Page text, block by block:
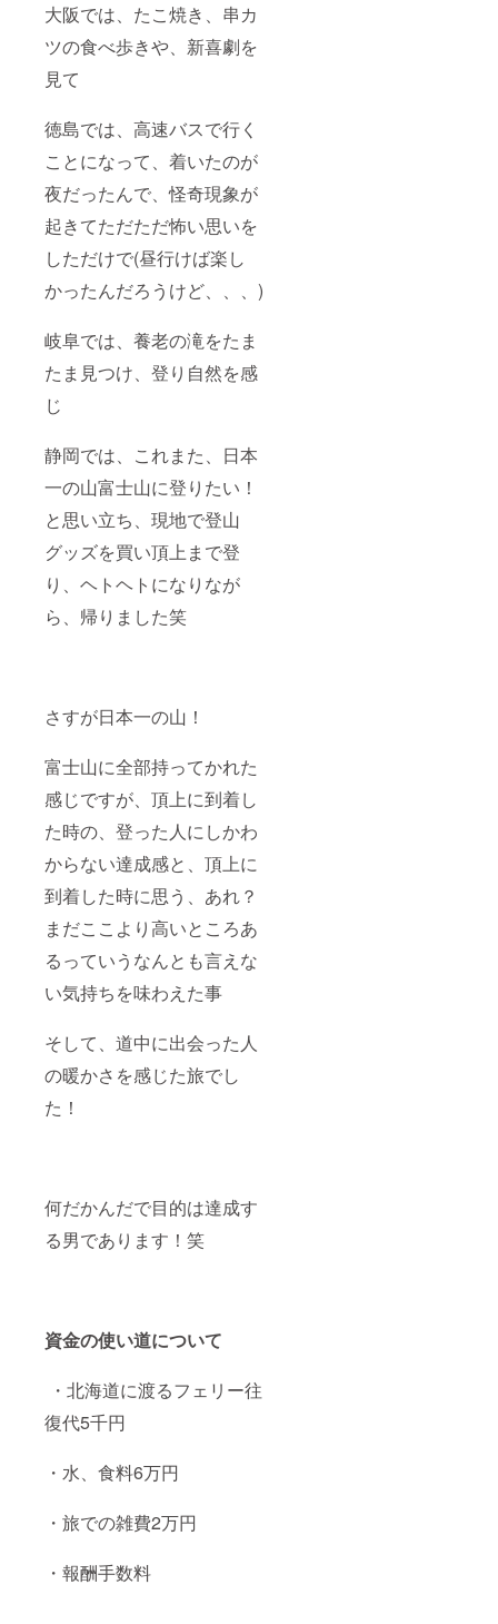
大阪では、たこ焼き、串カ
ツの食べ歩きや、新喜劇を
見て
徳島では、高速バスで行く
ことになって、着いたのが
夜だったんで、怪奇現象が
起きてただただ怖い思いを
しただけで(昼行けば楽し
かったんだろうけど、、、)
岐阜では、養老の滝をたま
たま見つけ、登り自然を感
じ
静岡では、これまた、日本
一の山富士山に登りたい！
と思い立ち、現地で登山
グッズを買い頂上まで登
り、ヘトヘトになりなが
ら、帰りました笑
さすが日本一の山！
富士山に全部持ってかれた
感じですが、頂上に到着し
た時の、登った人にしかわ
からない達成感と、頂上に
到着した時に思う、あれ？
まだここより高いところあ
るっていうなんとも言えな
い気持ちを味わえた事
そして、道中に出会った人
の暖かさを感じた旅でし
た！
何だかんだで目的は達成す
る男であります！笑
資金の使い道について
・北海道に渡るフェリー往
復代5千円
・水、食料6万円
・旅での雑費2万円
・報酬手数料